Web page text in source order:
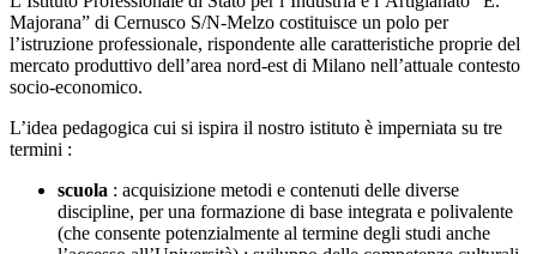
Majorana” di Cernusco S/N-Melzo costituisce un polo per
l’istruzione professionale, rispondente alle caratteristiche proprie del
mercato produttivo dell’area nord-est di Milano nell’attuale contesto
socio-economico.
L’idea pedagogica cui si ispira il nostro istituto è imperniata su tre
termini :
scuola : acquisizione metodi e contenuti delle diverse
discipline, per una formazione di base integrata e polivalente
(che consente potenzialmente al termine degli studi anche